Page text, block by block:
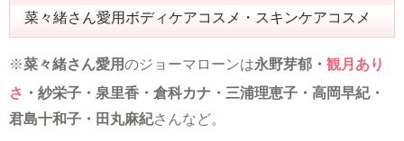
菜々緒さん愛用ボディケアコスメ・スキンケアコスメ
※菜々緒さん愛用のジョーマローンは永野芽郁・ 観月あり
さ ・紗栄子・泉里香・倉科カナ・三浦理恵子・高岡早紀・
君島十和子・田丸麻紀さんなど。